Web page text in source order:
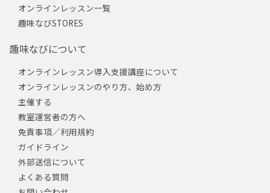
オンラインレッスン一覧
趣味なびSTORES
趣味なびについて
オンラインレッスン導入支援講座について
オンラインレッスンのやり方、始め方
主催する
教室運営者の方へ
免責事項／利用規約
ガイドライン
外部送信について
よくある質問